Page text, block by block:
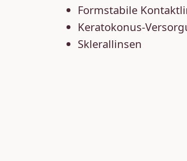
Formstabile
Keratokonus-
Sklerallinsen